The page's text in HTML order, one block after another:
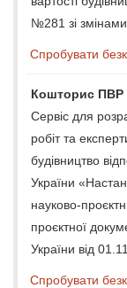
№281 зі змінами.
Спробувати
Кошторис ПВР
Сервіс для
робіт та
будівництво
України
науково-
проєктної
України від
Спробувати